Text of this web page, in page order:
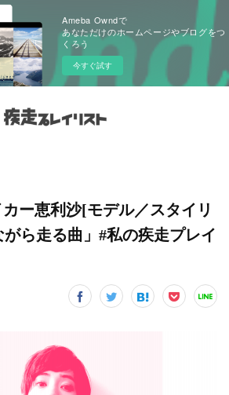
Ameba Owndで
あなただけのホームページやブログをつ
くろう
今すぐ試す
カー恵利沙[モデル／スタイリ
ら走る曲」#私の疾走プレイ